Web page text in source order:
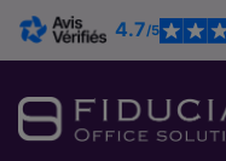
4.7/5